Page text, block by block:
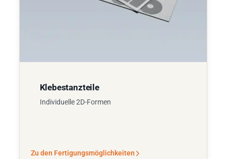
Klebestanzteile
Individuelle 2D-Formen
Zu den Fertigungsmöglichkeiten